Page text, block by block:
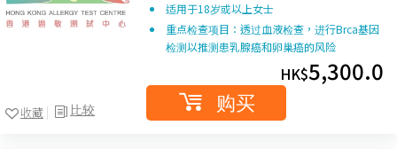
比较
收藏
适用于18岁或以上女士
重点检查项目：透过血液检查，进行Brca基因
检测以推测患乳腺癌和卵巢癌的风险
HK$5,300.0
购买